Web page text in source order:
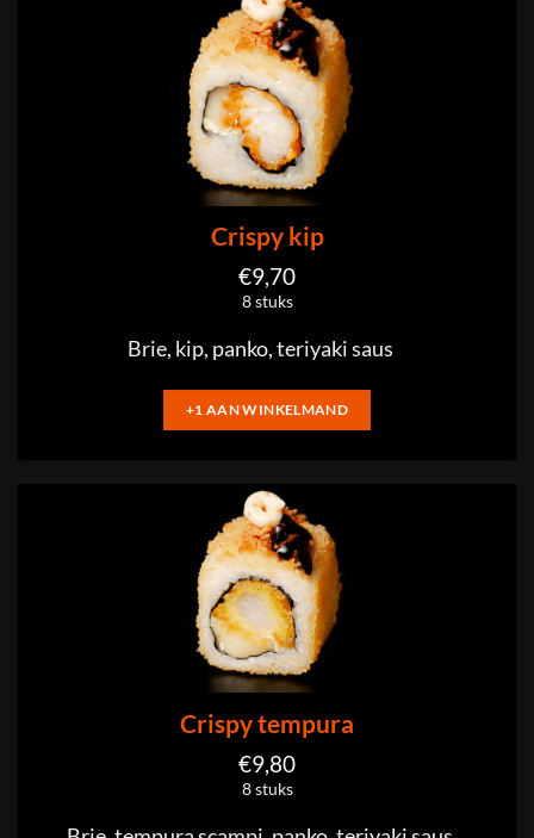
Crispy kip
€9,70
8 stuks
Brie, kip, panko, teriyaki saus
+1 AAN WINKELMAND
Crispy tempura
€9,80
8 stuks